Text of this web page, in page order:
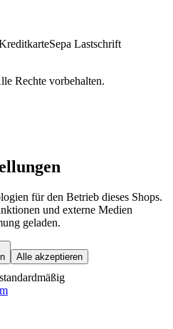
Sepa Lastschrift
Rechte vorbehalten.
für den Betrieb dieses Shops.
und externe Medien
geladen.
Alle akzeptieren